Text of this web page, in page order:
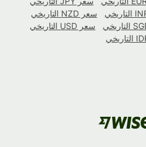
سعر NZD التاريخي
سعر USD التاريخي